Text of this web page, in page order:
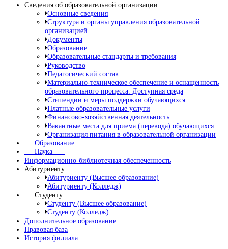
Сведения об образовательной организации
Основные сведения
Структура и органы управления образовательной
организацией
Документы
Образование
Образовательные стандарты и требования
Руководство
Педагогический состав
Материально-техническое обеспечение и оснащенность
образовательного процесса. Доступная среда
Стипендии и меры поддержки обучающихся
Платные образовательные услуги
Финансово-хозяйственная деятельность
Вакантные места для приема (перевода) обучающихся
Организация питания в образовательной организации
Образование
Наука
Информационно-библиотечная обеспеченность
Абитуриенту
Абитуриенту (Высшее образование)
Абитуриенту (Колледж)
Студенту
Студенту (Высшее образование)
Студенту (Колледж)
Дополнительное образование
Правовая база
История филиала